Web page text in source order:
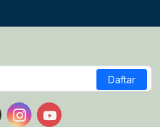
Daftar
us on Facebook
Follow us on X
Follow us on Instagram
Follow us on